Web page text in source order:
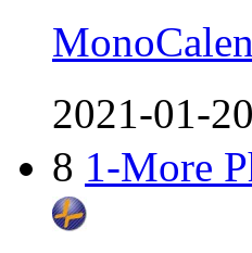
2021-01-20
8 1-More